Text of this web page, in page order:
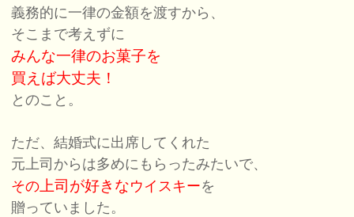
義務的に一律の金額を渡すから、
そこまで考えずに
みんな一律のお菓子を
買えば大丈夫！
とのこと。
ただ、結婚式に出席してくれた
元上司からは多めにもらったみたいで、
その 上司が好きなウイスキーを
贈っていました。